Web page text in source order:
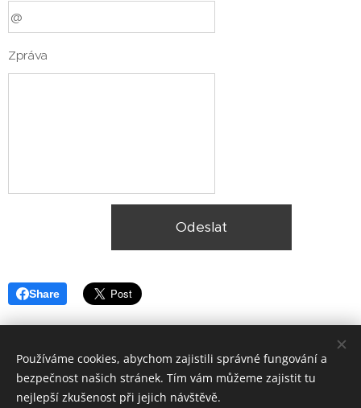
Zpráva
Odeslat
Share
Používáme cookies, abychom zajistili správné fungování a
bezpečnost našich stránek. Tím vám můžeme zajistit tu
nejlepší zkušenost při jejich návštěvě.